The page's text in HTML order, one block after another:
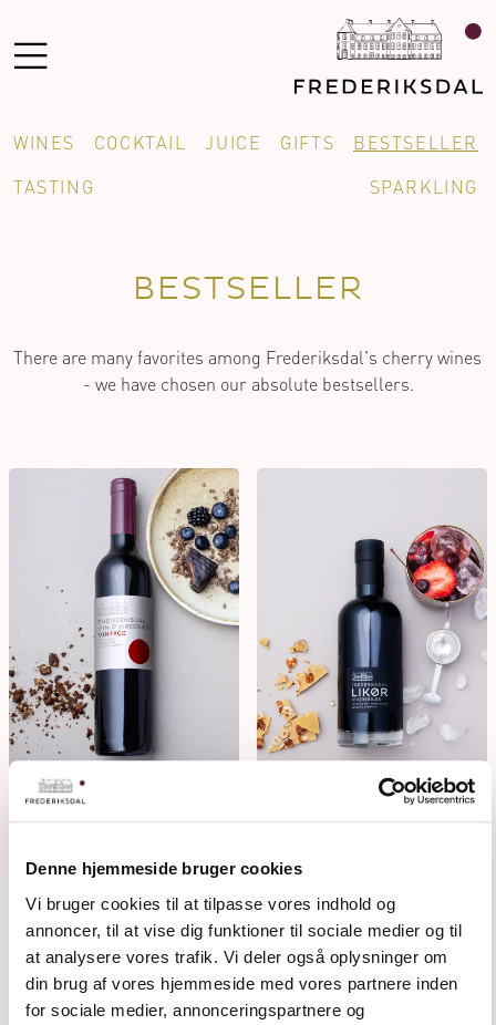
Denne hjemmeside bruger cookies
Vi bruger cookies til at tilpasse vores indhold og
annoncer, til at vise dig funktioner til sociale medier og til
at analysere vores trafik. Vi deler også oplysninger om
din brug af vores hjemmeside med vores partnere inden
for sociale medier, annonceringspartnere og
WINES COCKTAIL JUICE GIFTS
BESTSELLER
TASTING
SPARKLING
BESTSELLER
There are many favorites among Frederiksdal's cherry wines
- we have chosen our absolute bestsellers.
LIKØR